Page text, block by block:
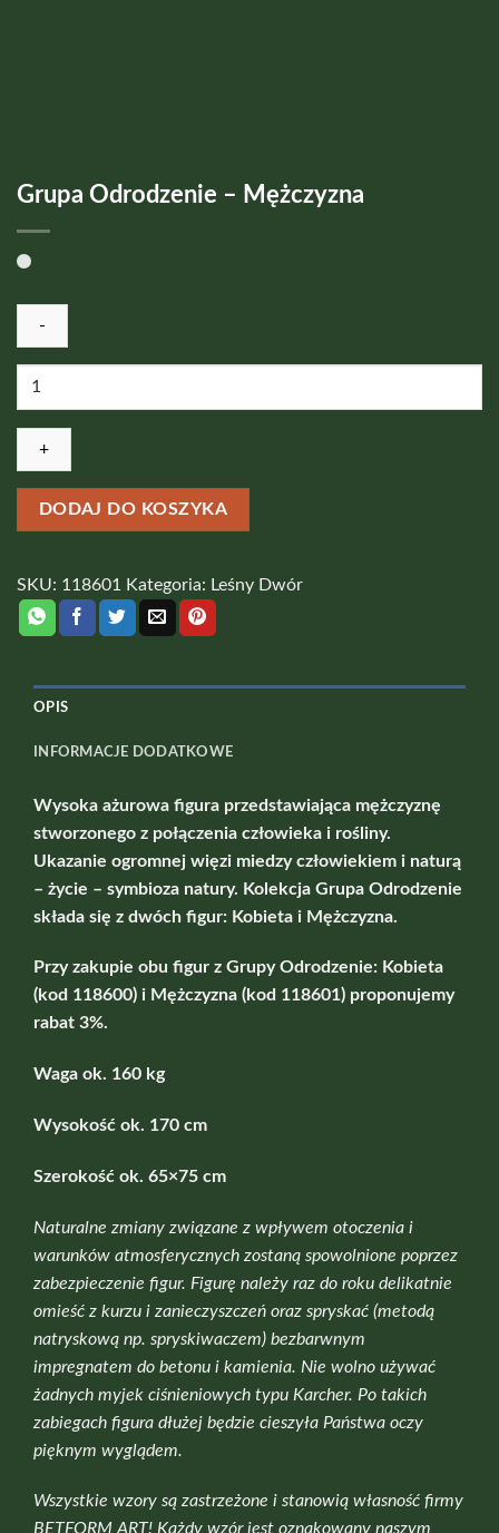
Grupa Odrodzenie – Mężczyzna
ilość
Odrodzenie
DODAJ DO KOSZYKA
SKU: 118601 Kategoria: Leśny Dwór
OPIS
INFORMACJE DODATKOWE
Wysoka ażurowa figura przedstawiająca mężczyznę
stworzonego z połączenia człowieka i rośliny.
Ukazanie ogromnej więzi miedzy człowiekiem i naturą
– życie – symbioza natury. Kolekcja Grupa Odrodzenie
składa się z dwóch figur: Kobieta i Mężczyzna.
Przy zakupie obu figur z Grupy Odrodzenie: Kobieta
(kod 118600) i Mężczyzna (kod 118601) proponujemy
rabat 3%.
Waga ok. 160 kg
Wysokość ok. 170 cm
Szerokość ok. 65×75 cm
Naturalne zmiany związane z wpływem otoczenia i
warunków atmosferycznych zostaną spowolnione poprzez
zabezpieczenie figur. Figurę należy raz do roku delikatnie
omieść z kurzu i zanieczyszczeń oraz spryskać (metodą
natryskową np. spryskiwaczem) bezbarwnym
impregnatem do betonu i kamienia. Nie wolno używać
żadnych myjek ciśnieniowych typu Karcher. Po takich
zabiegach figura dłużej będzie cieszyła Państwa oczy
pięknym wyglądem.
Wszystkie wzory są zastrzeżone i stanowią własność firmy
BETFORM ART! Każdy wzór jest oznakowany naszym